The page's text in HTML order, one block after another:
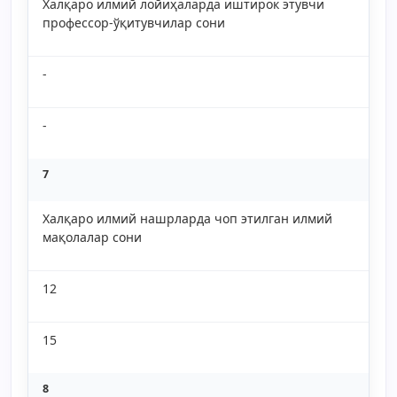
Халқаро илмий лойиҳаларда иштирок этувчи
профессор-ўқитувчилар сони
-
-
7
Халқаро илмий нашрларда чоп этилган илмий
мақолалар сони
12
15
8